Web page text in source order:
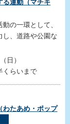
る運動（マチキ
の一環として、
し、道路や公園な
日）
くらいまで
わたあめ・ポップ